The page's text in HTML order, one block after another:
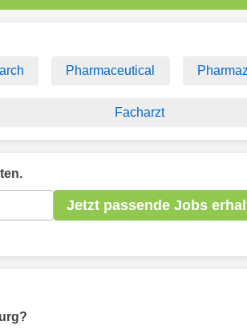
Pharmaceutical
Facharzt
Jetzt passende Jobs